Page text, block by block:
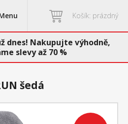
Košík: prázdný
dnes! Nakupujte výhodně,
slevy až 70 %
šedá